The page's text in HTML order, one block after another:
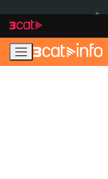
navegació
principal
contingut